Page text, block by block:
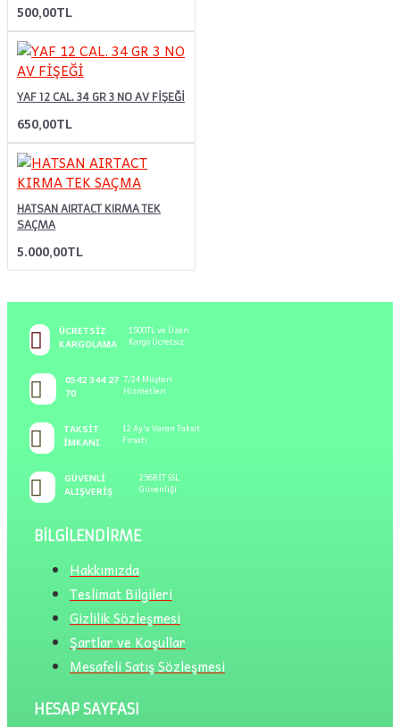
500,00TL
YAF 12 CAL. 34 GR 3 NO AV FİŞEĞİ
650,00TL
HATSAN AIRTACT KIRMA TEK
SAÇMA
5.000,00TL
ÜCRETSIZ
KARGOLAMA
1500TL ve Üzeri
Kargo Ücretsiz
0542 344 27
70
7/24 Müşteri
Hizmetleri
TAKSIT
İMKANI
12 Ay'a Varan Taksit
Fırsatı
GÜVENLI
ALIŞVERIŞ
256BİT SSL
Güvenliği
BILGILENDIRME
Hakkımızda
Teslimat Bilgileri
Gizlilik Sözleşmesi
Şartlar ve Koşullar
Mesafeli Satış Sözleşmesi
HESAP SAYFASI